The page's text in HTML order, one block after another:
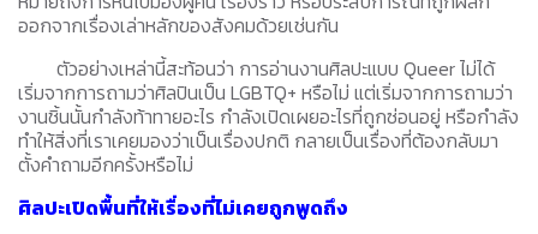
ออกจากเรื่องเล่าหลักของสังคมด้วยเช่นกัน
ตัวอย่างเหล่านี้สะท้อนว่า การอ่านงานศิลปะแบบ Queer ไม่ได้
เริ่มจากการถามว่าศิลปินเป็น LGBTQ+ หรือไม่ แต่เริ่มจากการถามว่า
งานชิ้นนั้นกำลังท้าทายอะไร กำลังเปิดเผยอะไรที่ถูกซ่อนอยู่ หรือกำลัง
ทำให้สิ่งที่เราเคยมองว่าเป็นเรื่องปกติ กลายเป็นเรื่องที่ต้องกลับมา
ตั้งคำถามอีกครั้งหรือไม่
ศิลปะเปิดพื้นที่ให้เรื่องที่ไม่เคยถูกพูดถึง